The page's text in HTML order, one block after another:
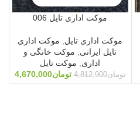
موکت اداری تایل 006
موکت اداری تایل
موکت اداری
تایل ایرانی
موکت خانگی و
اداری
موکت تایل
تومان4,812,900 تومان4,670,000